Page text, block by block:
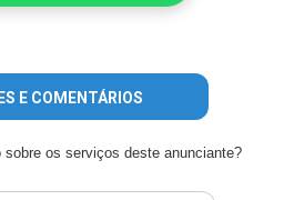
E COMENTÁRIOS
os serviços deste anunciante?